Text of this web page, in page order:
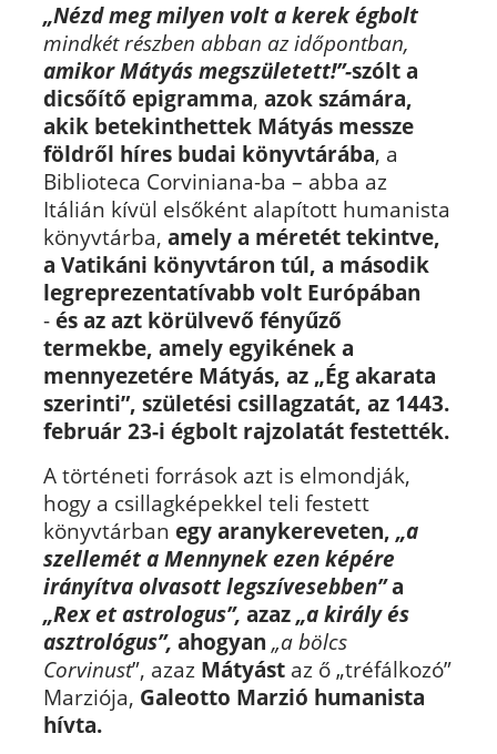
„Nézd meg milyen volt a kerek égbolt
mindkét részben abban az időpontban,
amikor Mátyás megszületett!”-szólt a
dicsőítő epigramma, azok számára,
akik betekinthettek Mátyás messze
földről híres budai könyvtárába, a
Biblioteca Corviniana-ba – abba az
Itálián kívül elsőként alapított humanista
könyvtárba, amely a méretét tekintve,
a Vatikáni könyvtáron túl, a második
legreprezentatívabb volt Európában
- és az azt körülvevő fényűző
termekbe, amely egyikének a
mennyezetére Mátyás, az „Ég akarata
szerinti”, születési csillagzatát, az 1443.
február 23-i égbolt rajzolatát festették.
A történeti források azt is elmondják,
hogy a csillagképekkel teli festett
könyvtárban egy aranykereveten, „a
szellemét a Mennynek ezen képére
irányítva olvasott legszívesebben”a
„Rex et astrologus”, azaz „a király és
asztrológus”, ahogyan „a bölcs
Corvinust”, azaz Mátyástaz ő „tréfálkozó”
Marziója, Galeotto Marzió humanista
hívta.